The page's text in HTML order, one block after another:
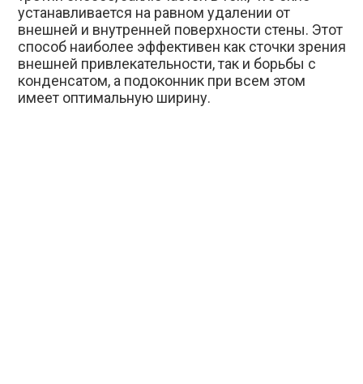
устанавливается на равном удалении от
внешней и внутренней поверхности стены. Этот
способ наиболее эффективен как сточки зрения
внешней привлекательности, так и борьбы с
конденсатом, а подоконник при всем этом
имеет оптимальную ширину.